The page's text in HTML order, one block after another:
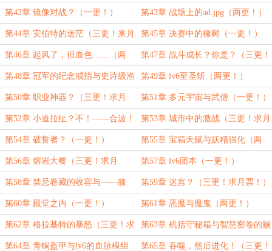
更！） 示（三更！）
第42章 镜像对战？（一更！） 第43章 战场上的ad.jpg（两更！）
第44章 安伯特的迷茫（三更！来月
票！）
第45章 决赛中的橡树（一更！）
第46章 起风了，但血色……（两
更！）
第47章 战斗成长？你是？（三更！
求月票！）
第48章 冠军的纪念戒指与史诗级渔
获（一更！）
第49章 lv6至圣斩（两更！）
第50章 职业神器？（三更！求月
票！）
第51章 多元宇宙与武僧（一更！）
第52章 小道拉扯？不！——合波！
（两更！）
第53章 城市中的激战（三更！求月
票！）
第54章 破誓者？（一更！） 第55章 宝箱天赋与妖精强化（两
更！）
第56章 熔岩大餐（三更！求月
票！）
第57章 lv6团本（一更！）
第58章 禁忌卷藏的收容与——膝
盖？（两更！）
第59章 迷宫？（三更！求月票！）
第60章 殿堂之内（一更！） 第61章 恶魔与魔鬼（两更！）
第62章 格拉基特的暴怒（三更！求
月票！）
第63章 机括守秘箱与智慧密卷的赐
福（一更！）
第64章 青铜盔甲与lv6的血脉模组 第65章 吞噬，然后进化！（三更！